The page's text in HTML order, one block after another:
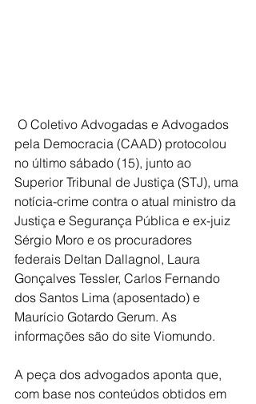
pela Democracia (CAAD) protocolou
no último sábado (15), junto ao
Superior Tribunal de Justiça (STJ), uma
notícia-crime contra o atual ministro da
Justiça e Segurança Pública e ex-juiz
Sérgio Moro e os procuradores
federais Deltan Dallagnol, Laura
Gonçalves Tessler, Carlos Fernando
dos Santos Lima (aposentado) e
Maurício Gotardo Gerum. As
informações são do site Viomundo.
A peça dos advogados aponta que,
com base nos conteúdos obtidos em